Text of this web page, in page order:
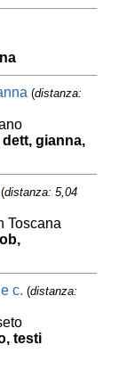
(distanza:
gianna,
(distanza: 5,04
Toscana
c. (distanza:
testi